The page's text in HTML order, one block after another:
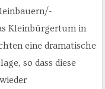
Kleinbürgertum in
eine dramatische
so dass diese